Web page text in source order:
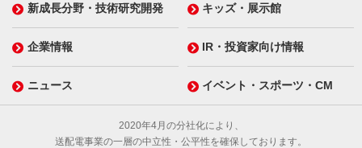
新成長分野・技術研究開発 キッズ・展示館
企業情報 IR・投資家向け情報
ニュース イベント・スポーツ・CM
2020年4月の分社化により、
送配電事業の一層の中立性・公平性を確保しております。